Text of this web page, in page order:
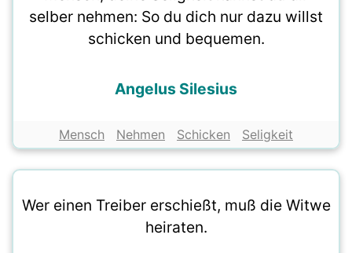
selber nehmen: So du dich nur dazu willst
schicken und bequemen.
Angelus Silesius
Mensch Nehmen Schicken Seligkeit
Wer einen Treiber erschießt, muß die Witwe
heiraten.